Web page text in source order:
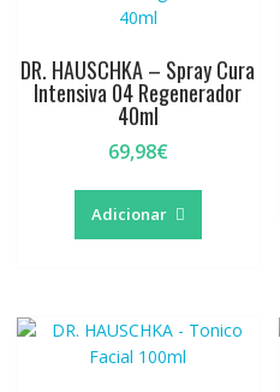
DR. HAUSCHKA – Spray Cura
Intensiva 04 Regenerador
40ml
69,98€
Adicionar